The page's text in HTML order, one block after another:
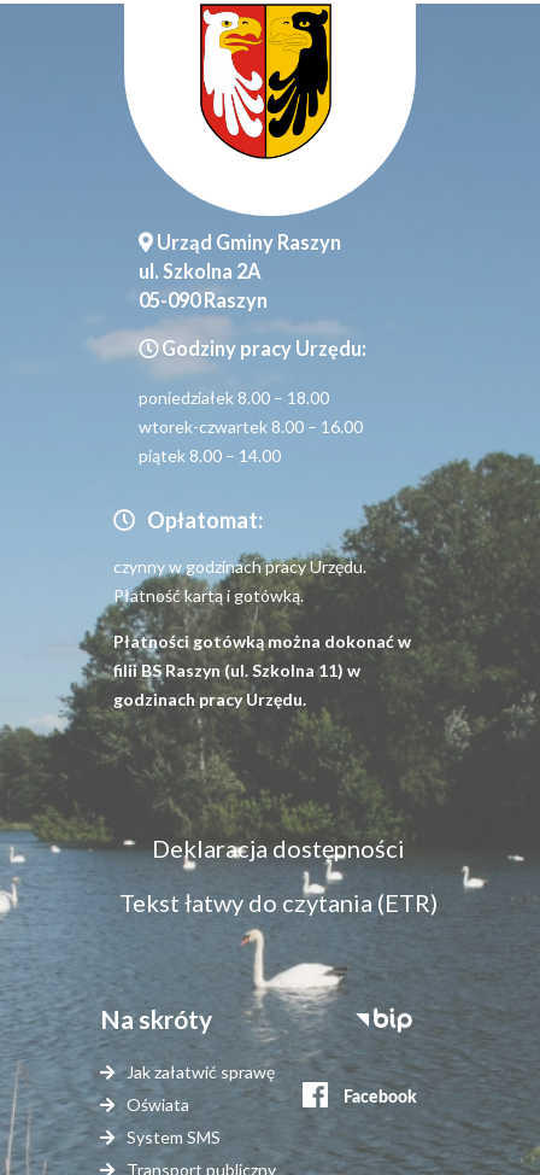
Urząd Gminy Raszyn
ul. Szkolna 2A
05-090 Raszyn
Godziny pracy Urzędu:
poniedziałek 8.00 – 18.00
wtorek-czwartek 8.00 – 16.00
piątek 8.00 – 14.00
Opłatomat:
czynny w godzinach pracy Urzędu.
Płatność kartą i gotówką.
Płatności gotówką można dokonać w
filii BS Raszyn (ul. Szkolna 11) w
godzinach pracy Urzędu.
Menu
dostępność
Deklaracja dostępności
Tekst łatwy do czytania (ETR)
Na skróty
Jak załatwić sprawę
Oświata
System SMS
Transport publiczny
Stopka
serwisy
zewnętrzne